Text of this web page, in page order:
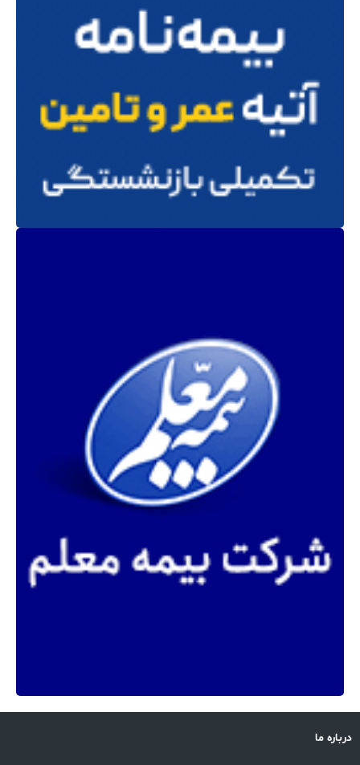
درباره ما